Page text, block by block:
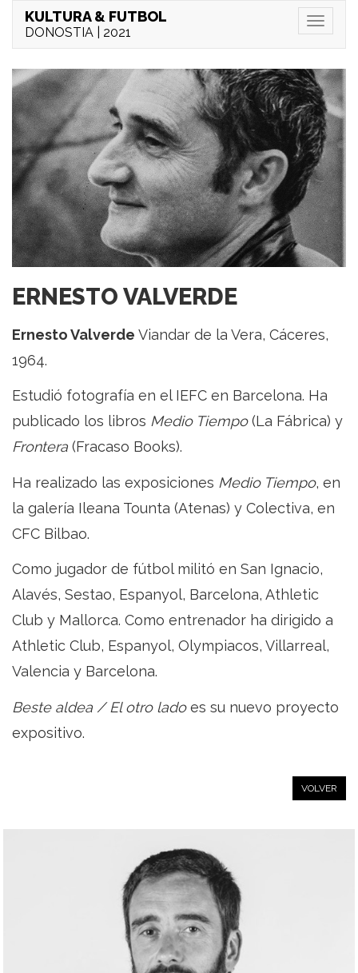
Menu
KULTURA & FUTBOL
DONOSTIA | 2021
ERNESTO VALVERDE
Ernesto Valverde Viandar de la Vera, Cáceres,
1964.
Estudió fotografía en el IEFC en Barcelona. Ha
publicado los libros Medio Tiempo(La Fábrica) y
Frontera (Fracaso Books).
Ha realizado las exposiciones Medio Tiempo, en
la galería Ileana Tounta (Atenas) y Colectiva, en
CFC Bilbao.
Como jugador de fútbol militó en San Ignacio,
Alavés, Sestao, Espanyol, Barcelona, Athletic
Club y Mallorca. Como entrenador ha dirigido a
Athletic Club, Espanyol, Olympiacos, Villarreal,
Valencia y Barcelona.
Beste aldea / El otro ladoes su nuevo proyecto
expositivo.
VOLVER